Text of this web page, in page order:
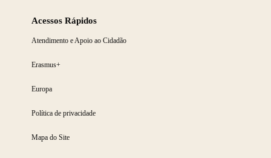
Acessos Rápidos
Atendimento e Apoio ao Cidadão
Erasmus+
Europa
Política de privacidade
Mapa do Site